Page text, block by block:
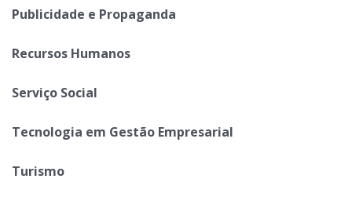
Publicidade e Propaganda
Recursos Humanos
Serviço Social
Tecnologia em Gestão Empresarial
Turismo